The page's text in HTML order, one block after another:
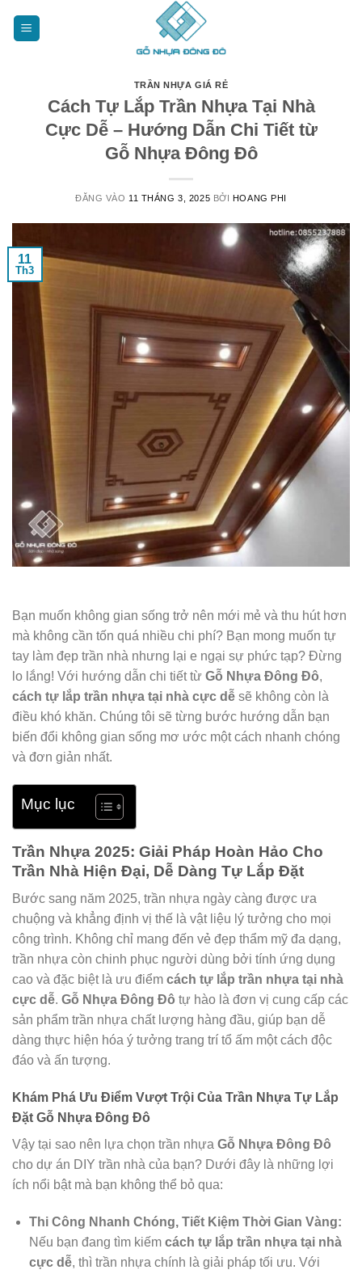
TRẦN NHỰA GIÁ RẺ
Cách Tự Lắp Trần Nhựa Tại Nhà
Cực Dễ – Hướng Dẫn Chi Tiết từ
Gỗ Nhựa Đông Đô
ĐĂNG VÀO 11 THÁNG 3, 2025 BỞI HOANG PHI
11
Th3
Bạn muốn không gian sống trở nên mới mẻ và thu hút hơn
mà không cần tốn quá nhiều chi phí? Bạn mong muốn tự
tay làm đẹp trần nhà nhưng lại e ngại sự phức tạp? Đừng
lo lắng! Với hướng dẫn chi tiết từ Gỗ Nhựa Đông Đô,
cách tự lắp trần nhựa tại nhà cực dễ sẽ không còn là
điều khó khăn. Chúng tôi sẽ từng bước hướng dẫn bạn
biến đổi không gian sống mơ ước một cách nhanh chóng
và đơn giản nhất.
Mục lục
Trần Nhựa 2025: Giải Pháp Hoàn Hảo Cho
Trần Nhà Hiện Đại, Dễ Dàng Tự Lắp Đặt
Bước sang năm 2025, trần nhựa ngày càng được ưa
chuộng và khẳng định vị thế là vật liệu lý tưởng cho mọi
công trình. Không chỉ mang đến vẻ đẹp thẩm mỹ đa dạng,
trần nhựa còn chinh phục người dùng bởi tính ứng dụng
cao và đặc biệt là ưu điểm cách tự lắp trần nhựa tại nhà
cực dễ. Gỗ Nhựa Đông Đô tự hào là đơn vị cung cấp các
sản phẩm trần nhựa chất lượng hàng đầu, giúp bạn dễ
dàng thực hiện hóa ý tưởng trang trí tổ ấm một cách độc
đáo và ấn tượng.
Khám Phá Ưu Điểm Vượt Trội Của Trần Nhựa Tự Lắp
Đặt Gỗ Nhựa Đông Đô
Vậy tại sao nên lựa chọn trần nhựa Gỗ Nhựa Đông Đô
cho dự án DIY trần nhà của bạn? Dưới đây là những lợi
ích nổi bật mà bạn không thể bỏ qua:
Thi Công Nhanh Chóng, Tiết Kiệm Thời Gian Vàng:
Nếu bạn đang tìm kiếm cách tự lắp trần nhựa tại nhà
cực dễ, thì trần nhựa chính là giải pháp tối ưu. Với